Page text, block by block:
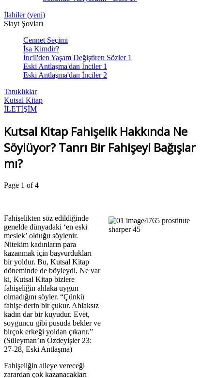
İlahiler (yeni)
Slayt Şovları
Cennet Seçimi
İsa Kimdir?
İncil'den Yaşam Değiştiren Sözler 1
Eski Antlaşma'dan İnciler 1
Eski Antlaşma'dan İnciler 2
Tanıklıklar
Kutsal Kitap
İLETİŞİM
Kutsal Kitap Fahişelik Hakkında Ne
Söylüyor? Tanrı Bir Fahişeyi Bağışlar
mı?
Page 1 of 4
Fahişelikten söz edildiğinde
genelde dünyadaki ‘en eski
meslek’ olduğu söylenir.
Nitekim kadınların para
kazanmak için başvurdukları
bir yoldur. Bu, Kutsal Kitap
döneminde de böyleydi. Ne var
ki, Kutsal Kitap bizlere
fahişeliğin ahlaka uygun
olmadığını söyler. “Çünkü
fahişe derin bir çukur. Ahlaksız
kadın dar bir kuyudur. Evet,
soyguncu gibi pusuda bekler ve
birçok erkeği yoldan çıkarır.”
(Süleyman’ın Özdeyişler 23:
27-28, Eski Antlaşma)
Fahişeliğin aileye vereceği
zarardan çok kazanacakları